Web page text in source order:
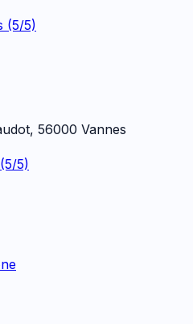
(5/5)
56000 Vannes
5)